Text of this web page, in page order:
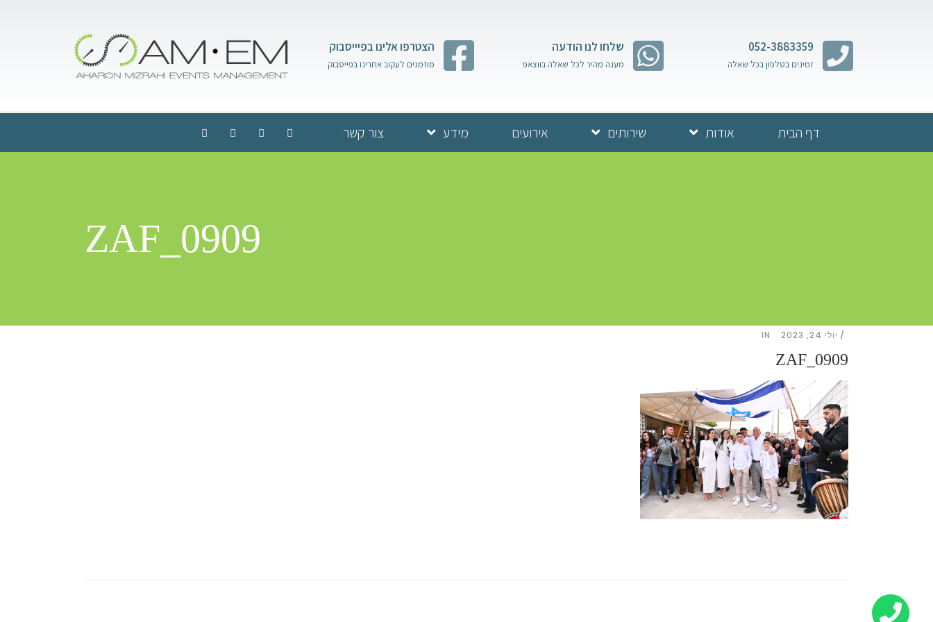
052-3883359
זמינים בטלפון בכל שאלה
שלחו לנו הודעה
מענה מהיר לכל שאלה בווצאפ
הצטרפו אלינו בפיייסבוק
מוזמנים לעקוב אחרינו בפייסבוק
דף הבית אודות שירותים אירועים מידע צור קשר
ZAF_0909
יולי 24, 2023 IN
ZAF_0909